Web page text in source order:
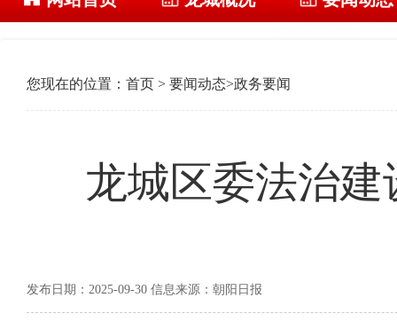
您现在的位置： 首页 > 要闻动态>政务要闻
龙城区委法治建
发布日期：2025-09-30 信息来源：朝阳日报